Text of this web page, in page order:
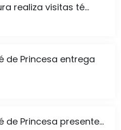
realiza visitas té...
de Princesa entrega
de Princesa presente...